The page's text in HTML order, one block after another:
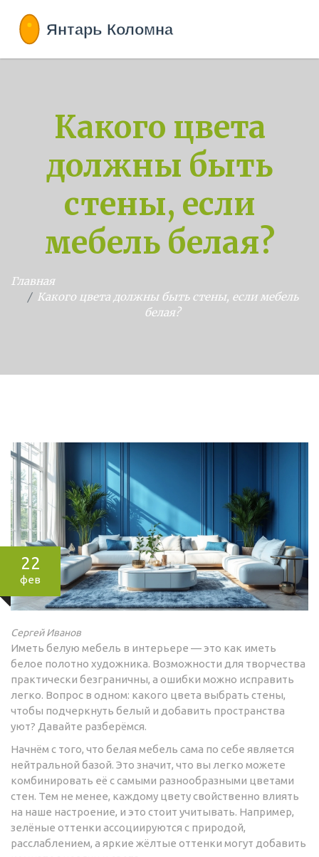
Какого цвета
должны быть
стены, если
мебель белая?
Главная
Какого цвета должны быть стены, если мебель
белая?
22
фев
Сергей Иванов
Иметь белую мебель в интерьере — это как иметь
белое полотно художника. Возможности для творчества
практически безграничны, а ошибки можно исправить
легко. Вопрос в одном: какого цвета выбрать стены,
чтобы подчеркнуть белый и добавить пространства
уют? Давайте разберёмся.
Начнём с того, что белая мебель сама по себе является
нейтральной базой. Это значит, что вы легко можете
комбинировать её с самыми разнообразными цветами
стен. Тем не менее, каждому цвету свойственно влиять
на наше настроение, и это стоит учитывать. Например,
зелёные оттенки ассоциируются с природой,
расслаблением, а яркие жёлтые оттенки могут добавить